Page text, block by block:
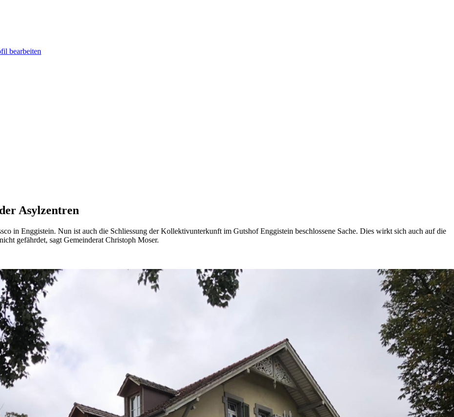
bearbeiten
Asylzentren
in Enggistein. Nun ist auch die Schliessung der Kollektivunterkunft im Gutshof Enggistein beschlossene Sache. Dies wirkt sich auch auf die
gefährdet, sagt Gemeinderat Christoph Moser.